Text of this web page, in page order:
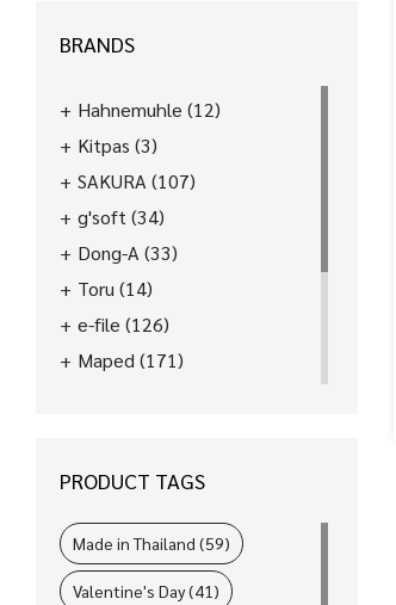
BRANDS
Hahnemuhle (12)
Kitpas (3)
SAKURA (107)
g'soft (34)
Dong-A (33)
Toru (14)
e-file (126)
Maped (171)
L&P(4)
PRODUCT TAGS
Made in Thailand (59)
Valentine's Day (41)